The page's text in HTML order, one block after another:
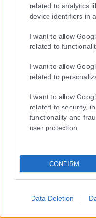
related to analytics
device identifiers in
I want to allow
related to
I want to allow
related to
I want to allow
related to security,
functionality and
user protection.
CONFIRM
Data Deletion
συμμορφώνονται με τη
1ης Μαρτίου 2018 σχετικά με